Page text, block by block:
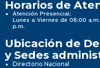
Horarios de
Atención Presencial:
Lunes a Viernes de 08:00
p.m.
Ubicación de
y Sedes
Directorio Nacional